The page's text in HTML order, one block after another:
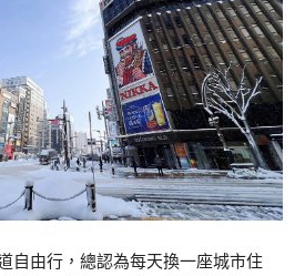
自由行，總認為每天換一座城市住